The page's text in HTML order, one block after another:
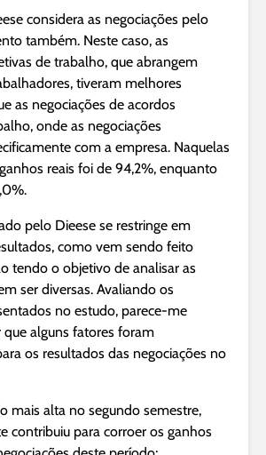
considera as negociações pelo
também. Neste caso, as
de trabalho, que abrangem
tiveram melhores
as negociações de acordos
onde as negociações
com a empresa. Naquelas
reais foi de 94,2%, enquanto
pelo Dieese se restringe em
como vem sendo feito
tendo o objetivo de analisar as
ser diversas. Avaliando os
no estudo, parece-me
que alguns fatores foram
os resultados das negociações no
mais alta no segundo semestre,
contribuiu para corroer os ganhos